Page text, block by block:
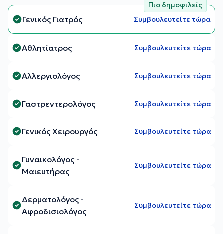
Πιο δημοφιλείς
Γενικός Γιατρός Συμβουλευτείτε τώρα
Αθλητίατρος Συμβουλευτείτε τώρα
Αλλεργιολόγος Συμβουλευτείτε τώρα
Γαστρεντερολόγος Συμβουλευτείτε τώρα
Γενικός Χειρουργός Συμβουλευτείτε τώρα
Γυναικολόγος -
Μαιευτήρας
Συμβουλευτείτε τώρα
Δερματολόγος -
Αφροδισιολόγος
Συμβουλευτείτε τώρα